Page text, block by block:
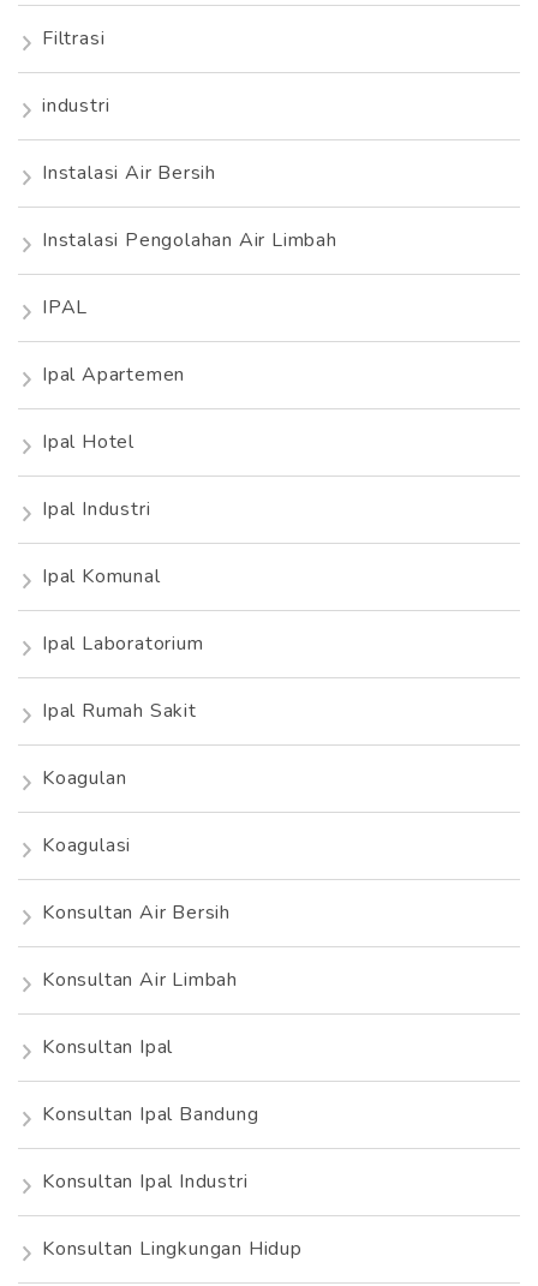
Filtrasi
industri
Instalasi Air Bersih
Instalasi Pengolahan Air Limbah
IPAL
Ipal Apartemen
Ipal Hotel
Ipal Industri
Ipal Komunal
Ipal Laboratorium
Ipal Rumah Sakit
Koagulan
Koagulasi
Konsultan Air Bersih
Konsultan Air Limbah
Konsultan Ipal
Konsultan Ipal Bandung
Konsultan Ipal Industri
Konsultan Lingkungan Hidup